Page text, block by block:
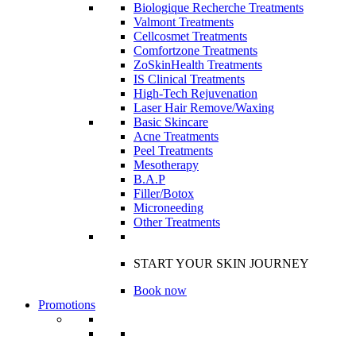
Biologique Recherche Treatments
Valmont Treatments
Cellcosmet Treatments
Comfortzone Treatments
ZoSkinHealth Treatments
IS Clinical Treatments
High-Tech Rejuvenation
Laser Hair Remove/Waxing
Basic Skincare
Acne Treatments
Peel Treatments
Mesotherapy
B.A.P
Filler/Botox
Microneeding
Other Treatments
START YOUR SKIN JOURNEY
Book now
Promotions